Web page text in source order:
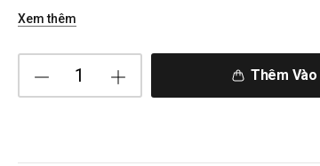
Xem thêm
Thêm Vào